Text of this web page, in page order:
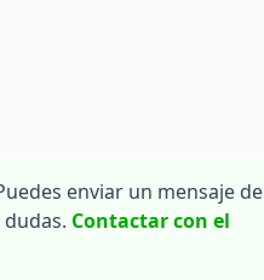
enviar un mensaje de
Contactar con el